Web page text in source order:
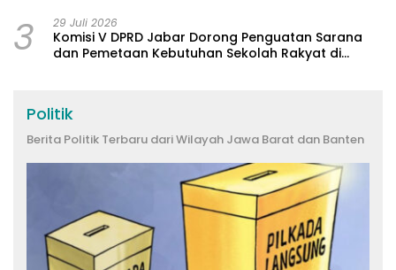
3 29 Juli 2026
Komisi V DPRD Jabar Dorong Penguatan Sarana
dan Pemetaan Kebutuhan Sekolah Rakyat di
Politik
Berita Politik Terbaru dari Wilayah Jawa Barat dan Banten